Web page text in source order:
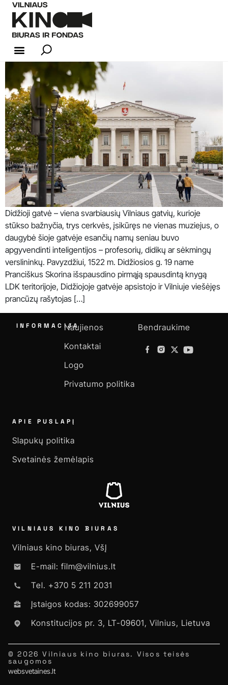
Didžioji gatvė – viena svarbiausių Vilniaus gatvių, kurioje
stūkso bažnyčia, trys cerkvės, įsikūręs ne vienas muziejus, o
daugybė šioje gatvėje esančių namų seniau buvo
apgyvendinti inteligentijos – profesorių, didikų ar sėkmingų
verslininkų. Pavyzdžiui, 1522 m. Didžiosios g. 19 name
Pranciškus Skorina išspausdino pirmąją spausdintą knygą
LDK teritorijoje, Didžiojoje gatvėje apsistojo ir Vilniuje viešėjęs
prancūzų rašytojas […]
INFORMACIJANaujienos
Kontaktai
Logo
Privatumo politika
Bendraukime
APIE PUSLAPĮ
Slapukų politika
Svetainės žemėlapis
VILNIAUS KINO BIURAS
Vilniaus kino biuras, VšĮ
E-mail: film@vilnius.lt
Tel. +370 5 211 2031
Įstaigos kodas: 302699057
Konstitucijos pr. 3, LT-09601, Vilnius, Lietuva
© 2026 Vilniaus kino biuras. Visos teisės
saugomos
websvetaines.lt